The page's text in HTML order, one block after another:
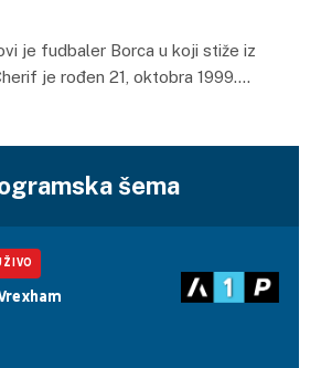
je fudbaler Borca u koji stiže iz
je rođen 21, oktobra 1999.…
šema